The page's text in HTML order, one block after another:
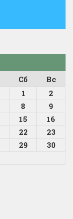
Сб
Вс
1
2
8
9
15
16
22
23
29
30